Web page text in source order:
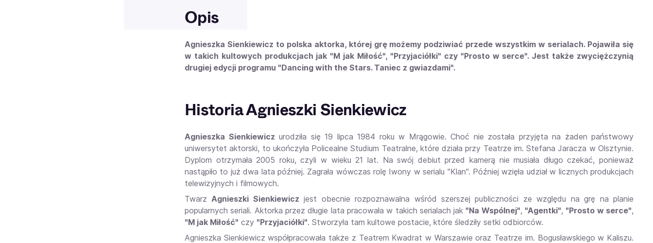
Opis
Agnieszka Sienkiewicz to polska aktorka, której grę możemy podziwiać przede wszystkim w serialach. Pojawiła się
w takich kultowych produkcjach jak "M jak Miłość", "Przyjaciółki" czy "Prosto w serce". Jest także zwyciężczynią
drugiej edycji programu "Dancing with the Stars. Taniec z gwiazdami".
Historia Agnieszki Sienkiewicz
Agnieszka Sienkiewicz urodziła się 19 lipca 1984 roku w Mrągowie. Choć nie została przyjęta na żaden państwowy
uniwersytet aktorski, to ukończyła Policealne Studium Teatralne, które działa przy Teatrze im. Stefana Jaracza w Olsztynie.
Dyplom otrzymała 2005 roku, czyli w wieku 21 lat. Na swój debiut przed kamerą nie musiała długo czekać, ponieważ
nastąpiło to już dwa lata później. Zagrała wówczas rolę Iwony w serialu "Klan". Później wzięła udział w licznych produkcjach
telewizyjnych i filmowych.
TwarzAgnieszki Sienkiewicz jest obecnie rozpoznawalna wśród szerszej publiczności ze względu na grę na planie
popularnych seriali. Aktorka przez długie lata pracowała w takich serialach jak "Na Wspólnej", "Agentki", "Prosto w serce",
"M jak Miłość" czy "Przyjaciółki". Stworzyła tam kultowe postacie, które śledziły setki odbiorców.
Agnieszka Sienkiewicz współpracowała także z Teatrem Kwadrat w Warszawie oraz Teatrze im. Bogusławskiego w Kaliszu.